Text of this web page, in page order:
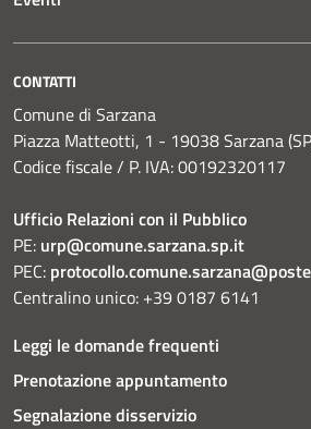
CONTATTI
Comune di Sarzana
Piazza Matteotti, 1 - 19038 Sarzana
Codice fiscale / P. IVA: 00192320117
Ufficio Relazioni con il Pubblico
PE: urp@comune.sarzana.sp.it
PEC:
Centralino unico: +39 0187 6141
Leggi le domande frequenti
Prenotazione appuntamento
Segnalazione disservizio